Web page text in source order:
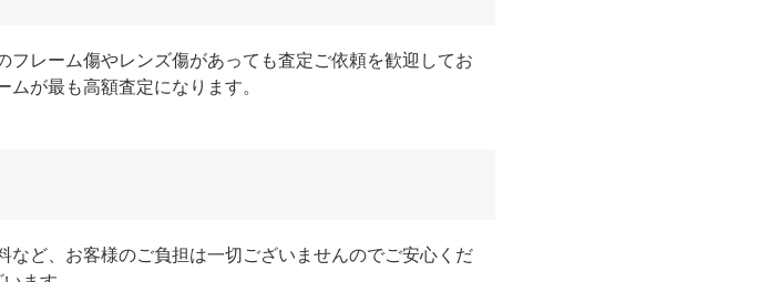
レーム傷やレンズ傷があっても査定ご依頼を歓迎してお
が最も高額査定になります。
ど、お客様のご負担は一切ございませんのでご安心くだ